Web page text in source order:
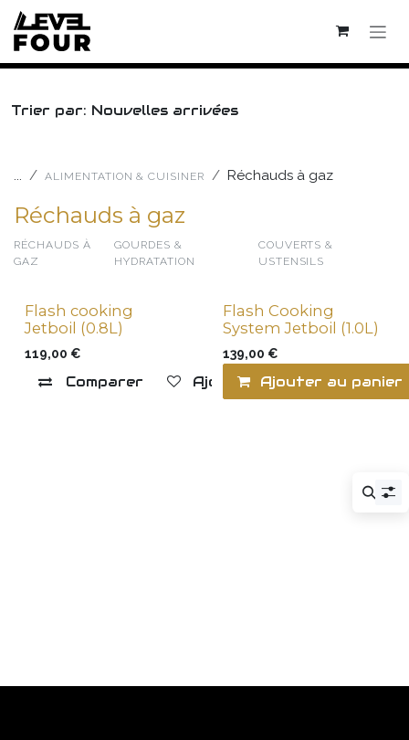
Se rendre au contenu
Trier par: Nouvelles arrivées
... ALIMENTATION & CUISINER Réchauds à gaz
Réchauds à gaz
RÉCHAUDS À
GAZ
GOURDES &
HYDRATATION
COUVERTS &
USTENSILS
Flash cooking
Jetboil (0.8L)
119,00 €
Comparer Ajouter à la liste de
Flash Cooking
System Jetboil (1.0L)
139,00 €
Ajouter au panier